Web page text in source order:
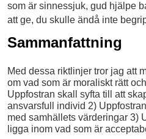
som är sinnessjuk, gud hjälpe
att ge, du skulle ändå inte
Sammanfattning
Med dessa riktlinjer tror jag att
om vad som är moraliskt rätt
Uppfostran skall syfta till att
ansvarsfull individ 2)
med samhällets värderingar 3)
ligga inom vad som är